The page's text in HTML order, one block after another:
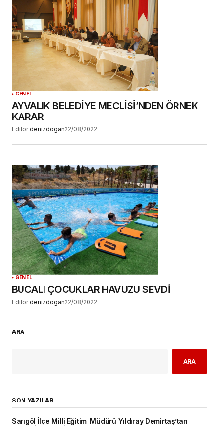
GENEL
AYVALIK BELEDİYE MECLİSİ’NDEN ÖRNEK
KARAR
Editör denizdogan22/08/2022
GENEL
BUCALI ÇOCUKLAR HAVUZU SEVDİ
Editör denizdogan22/08/2022
ARA
ARA
SON YAZILAR
Sarıgöl İlçe Milli Eğitim Müdürü Yıldıray Demirtaş’tan